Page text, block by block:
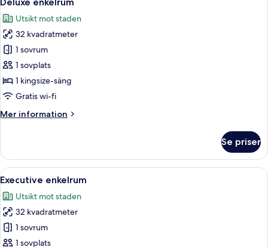
alla
foton
för
Deluxe
enkelrum
Utsikt mot staden
32 kvadratmeter
1 sovrum
1 sovplats
1 kingsize-säng
Gratis wi-fi
Mer information
Mer
enkelrum
Se priser
Öppna
alla
foton
för
Executive
enkelrum
Ett poolområde på taket med
4
Executive enkelrum
Utsikt mot staden
32 kvadratmeter
1 sovrum
1 sovplats